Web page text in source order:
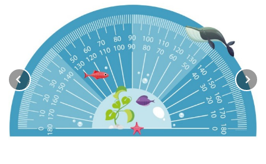
Prev